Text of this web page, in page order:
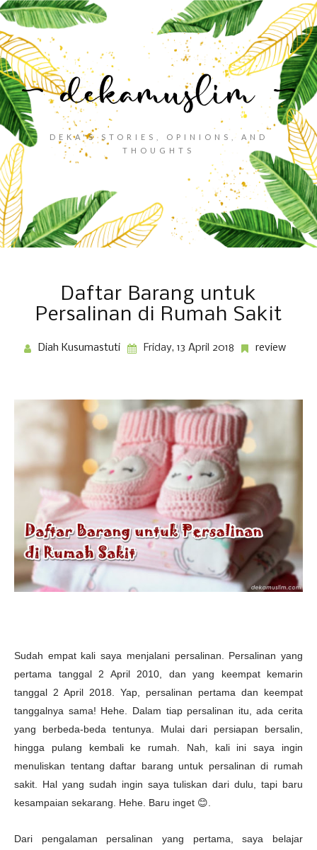
DEKA'S STORIES, OPINIONS, AND
THOUGHTS
Daftar Barang untuk
Persalinan di Rumah Sakit
Diah Kusumastuti Friday, 13 April 2018 review
Sudah empat kali saya menjalani persalinan. Persalinan yang
pertama tanggal 2 April 2010, dan yang keempat kemarin
tanggal 2 April 2018. Yap, persalinan pertama dan keempat
tanggalnya sama! Hehe. Dalam tiap persalinan itu, ada cerita
yang berbeda-beda tentunya. Mulai dari persiapan bersalin,
hingga pulang kembali ke rumah. Nah, kali ini saya ingin
menuliskan tentang daftar barang untuk persalinan di rumah
sakit. Hal yang sudah ingin saya tuliskan dari dulu, tapi baru
kesampaian sekarang. Hehe. Baru inget 😊.
Dari pengalaman persalinan yang pertama, saya belajar